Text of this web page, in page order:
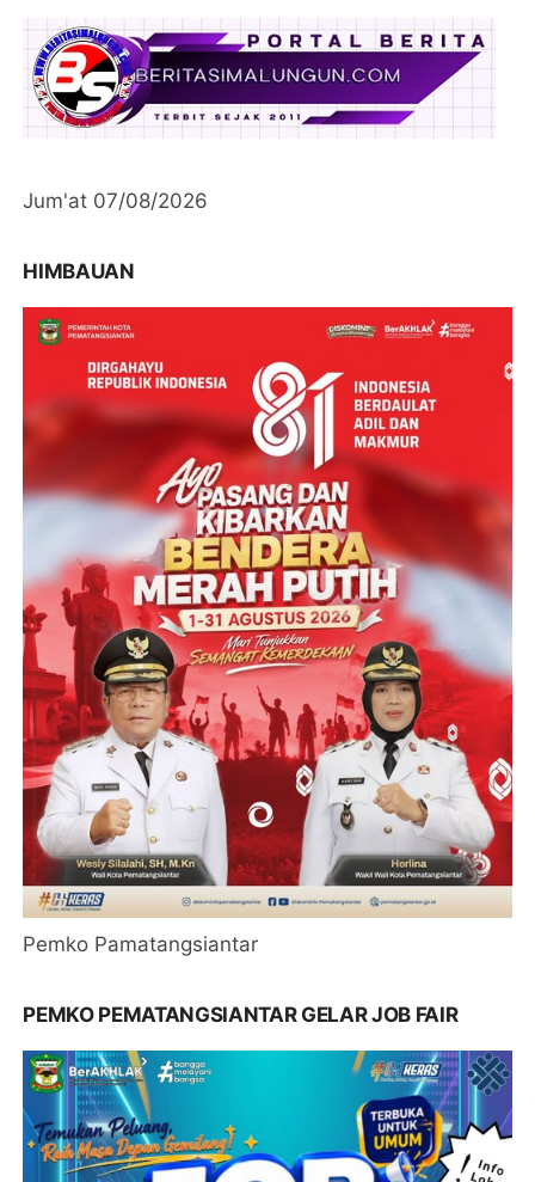
Jum'at 07/08/2026
HIMBAUAN
Pemko Pamatangsiantar
PEMKO PEMATANGSIANTAR GELAR JOB FAIR